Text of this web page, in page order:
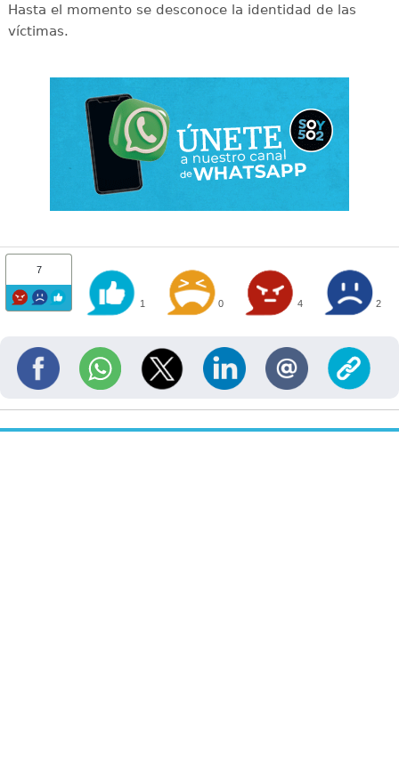
Hasta el momento se desconoce la identidad de las
víctimas.
7
1 0 4 2